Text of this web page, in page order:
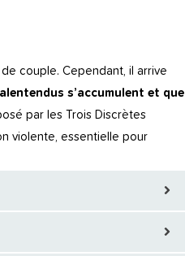
couple. Cependant, il arrive
s’accumulent et que
par les Trois Discrètes
violente, essentielle pour